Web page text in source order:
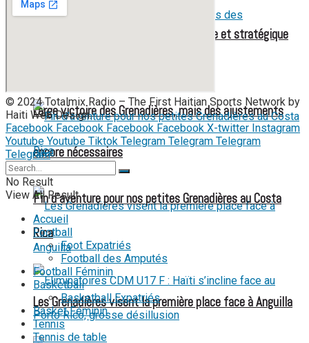
Large victoire des Grenadières, mais des ajustements
encore nécessaires
Les Grenadières visent la première place face à Anguilla
Mondial féminin 2027 : une liste élargie et stratégique
Fin d’aventure pour nos petites Grenadières au Costa
Rica
© 2024 Totalmix Radio – The First Haitian Sports Network by
Haiti Web Design.
Facebook Facebook Facebook Facebook X-twitter Instagram
Youtube Youtube Tiktok Telegram Telegram Telegram
Telegram
No Result
View All Result
Accueil
Football
Foot Expatriés
Football des Amputés
Football Féminin
Basketball
Basketball Expatriés
Basket Féminin
Tennis
Tennis de table